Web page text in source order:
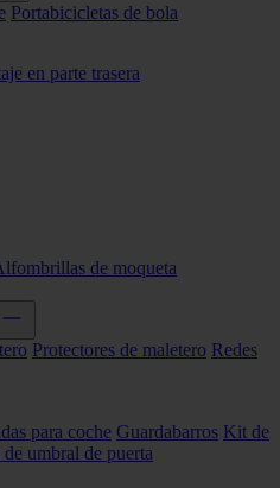
Portabicicletas de bola
en parte trasera
de moqueta
Protectores de maletero Redes
para coche Guardabarros Kit de
de umbral de puerta